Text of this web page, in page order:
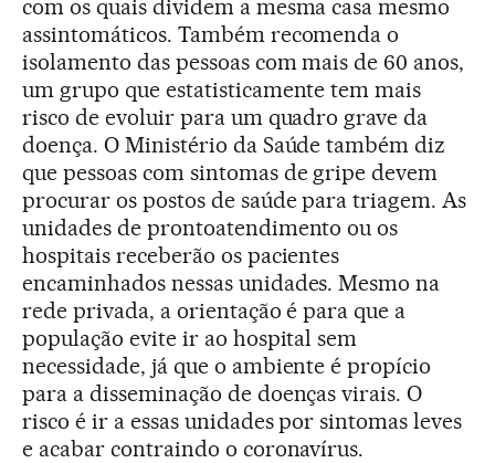
com os quais dividem a mesma casa mesmo
assintomáticos. Também recomenda o
isolamento das pessoas com mais de 60 anos,
um grupo que estatisticamente tem mais
risco de evoluir para um quadro grave da
doença. O Ministério da Saúde também diz
que pessoas com sintomas de gripe devem
procurar os postos de saúde para triagem. As
unidades de prontoatendimento ou os
hospitais receberão os pacientes
encaminhados nessas unidades. Mesmo na
rede privada, a orientação é para que a
população evite ir ao hospital sem
necessidade, já que o ambiente é propício
para a disseminação de doenças virais. O
risco é ir a essas unidades por sintomas leves
e acabar contraindo o coronavírus.